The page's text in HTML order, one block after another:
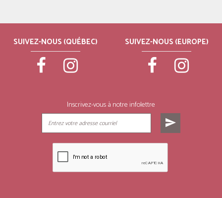
SUIVEZ-NOUS (QUÉBEC) SUIVEZ-NOUS (EUROPE)
Inscrivez-vous à notre infolettre
send